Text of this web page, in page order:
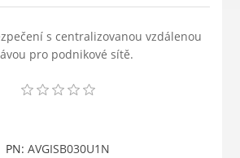
s centralizovanou vzdálenou
pro podnikové sítě.
PN: AVGISB030U1N